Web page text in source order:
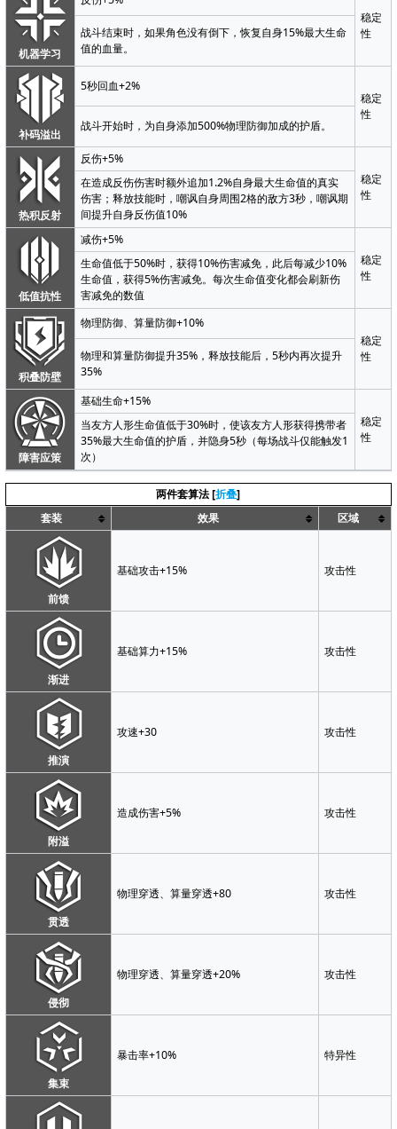
机器学习
稳定
性
战斗结束时，如果角色没有倒下，恢复自身15%最大生命
值的血量。
补码溢出
5秒回血+2%
稳定
性
战斗开始时，为自身添加500%物理防御加成的护盾。
热积反射
反伤+5%
稳定
性
在造成反伤伤害时额外追加1.2%自身最大生命值的真实
伤害；释放技能时，嘲讽自身周围2格的敌方3秒，嘲讽期
间提升自身反伤值10%
低值抗性
减伤+5%
稳定
性
生命值低于50%时，获得10%伤害减免，此后每减少10%
生命值，获得5%伤害减免。每次生命值变化都会刷新伤
害减免的数值
积叠防壁
物理防御、算量防御+10%
稳定
性
物理和算量防御提升35%，释放技能后，5秒内再次提升
35%
障害应策
基础生命+15%
稳定
性
当友方人形生命值低于30%时，使该友方人形获得携带者
35%最大生命值的护盾，并隐身5秒（每场战斗仅能触发1
次）
两件套算法 折叠
套装
效果 区域
前馈
基础攻击+15% 攻击性
渐进
基础算力+15% 攻击性
推演
攻速+30 攻击性
附溢
造成伤害+5% 攻击性
贯透
物理穿透、算量穿透+80 攻击性
侵彻
物理穿透、算量穿透+20% 攻击性
集束
暴击率+10% 特异性